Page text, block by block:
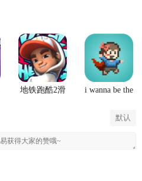
地铁跑酷2滑
i wanna be the
默认